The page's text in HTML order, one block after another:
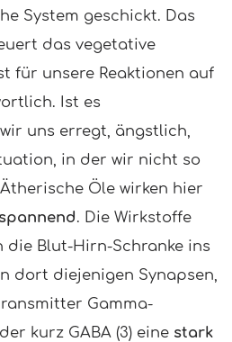
System geschickt. Das
das vegetative
für unsere Reaktionen auf
Ist es
uns erregt, ängstlich,
in der wir nicht so
Öle wirken hier
. Die Wirkstoffe
Blut-Hirn-Schranke ins
dort diejenigen Synapsen,
Gamma-
kurz GABA (3) eine stark